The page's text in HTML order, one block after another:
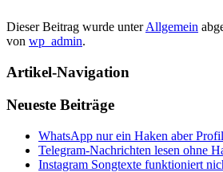
Dieser Beitrag wurde unterAllgemein
von wp_admin.
Artikel-Navigation
Neueste Beiträge
WhatsApp nur ein Haken aber
Telegram-Nachrichten lesen ohne
Instagram Songtexte funktioniert